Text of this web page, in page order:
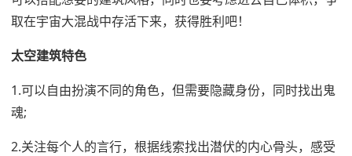
取在宇宙大混战中存活下来，获得胜利吧！
太空建筑特色
1.可以自由扮演不同的角色，但需要隐藏身份，同时找出鬼
魂;
2.关注每个人的言行，根据线索找出潜伏的内心骨头，感受